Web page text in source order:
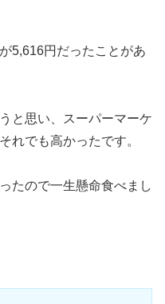
5,616円だったことがあ
と思い、スーパーマーケ
れでも高かったです。
たので一生懸命食べまし